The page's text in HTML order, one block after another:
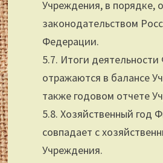
Учреждения, в порядке,
законодательством
Федерации.
5.7. Итоги
отражаются в балансе
также годовом отчете
5.8. Хозяйственный год
совпадает с
Учреждения.